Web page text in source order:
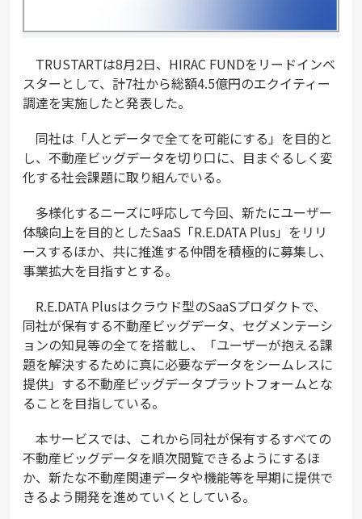
TRUSTARTは8月2日、HIRAC FUNDをリードインベ
スターとして、計7社から総額4.5億円のエクイティー
調達を実施したと発表した。
同社は「人とデータで全てを可能にする」を目的と
し、不動産ビッグデータを切り口に、目まぐるしく変
化する社会課題に取り組んでいる。
多様化するニーズに呼応して今回、新たにユーザー
体験向上を目的としたSaaS「R.E.DATA Plus」をリリ
ースするほか、共に推進する仲間を積極的に募集し、
事業拡大を目指すとする。
R.E.DATA Plusはクラウド型のSaaSプロダクトで、
同社が保有する不動産ビッグデータ、セグメンテーシ
ョンの知見等の全てを搭載し、「ユーザーが抱える課
題を解決するために真に必要なデータをシームレスに
提供」する不動産ビッグデータプラットフォームとな
ることを目指している。
本サービスでは、これから同社が保有するすべての
不動産ビッグデータを順次閲覧できるようにするほ
か、新たな不動産関連データや機能等を早期に提供で
きるよう開発を進めていくとしている。